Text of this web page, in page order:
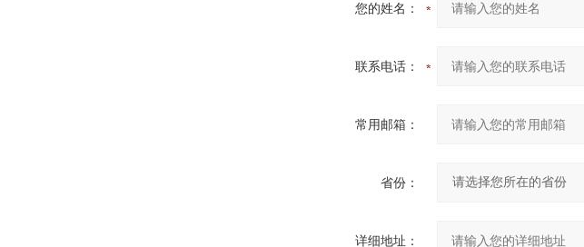
您的姓名：
联系电话：
常用邮箱：
省份：
详细地址：